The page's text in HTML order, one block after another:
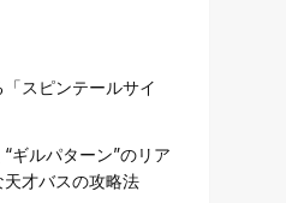
スピンテールサイ
ギルパターン”のリア
才バスの攻略法